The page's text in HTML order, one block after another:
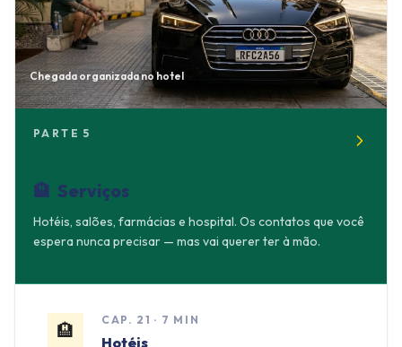
Chegada organizada no hotel
PARTE5
🏨 Serviços
Hotéis, salões, farmácias e hospital. Os contatos que você
espera nunca precisar — mas vai querer ter à mão.
🏨 CAP. 21 · 7 MIN
Hotéis